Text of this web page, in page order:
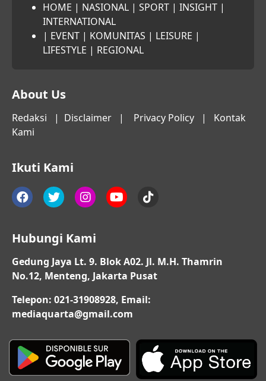
HOME | NASIONAL | SPORT | INSIGHT |
INTERNATIONAL
| EVENT | KOMUNITAS | LEISURE |
LIFESTYLE | REGIONAL
About Us
Redaksi | Disclaimer | Privacy Policy | Kontak
Kami
Ikuti Kami
Hubungi Kami
Gedung Jaya Lt. 9. Blok A02. Jl. M.H. Thamrin
No.12, Menteng, Jakarta Pusat
Telepon: 021-31908928, Email:
mediaquarta@gmail.com